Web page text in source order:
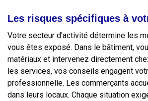
Les risques spécifiques à
Votre secteur d'activité détermine les
vous êtes exposé. Dans le bâtiment,
matériaux et intervenez directement
les services, vos conseils engagent
professionnelle. Les commerçants
dans leurs locaux. Chaque situation